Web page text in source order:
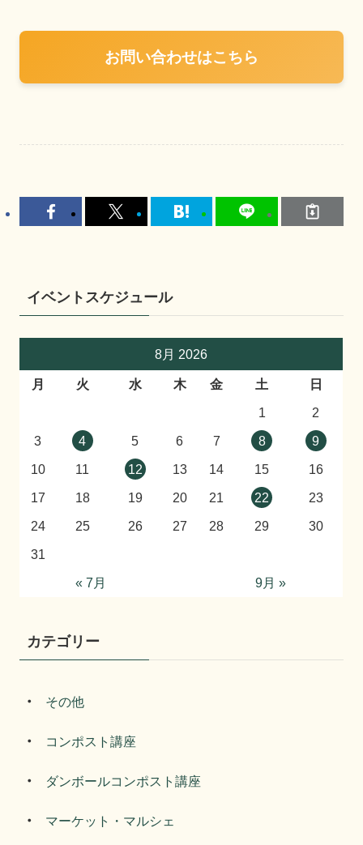
お問い合わせはこちら
イベントスケジュール
8月 2026
月 火 水 木 金 土
日
1
2
3
4 5 6 7 8
9
10
11 12 13 14 15
16
17
18 19 20 21 22
23
24
25 26 27 28 29
30
31
« 7月
9月 »
カテゴリー
その他
コンポスト講座
ダンボールコンポスト講座
マーケット・マルシェ